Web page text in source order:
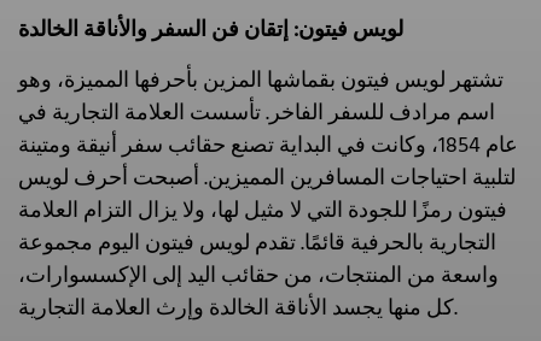
لويس فيتون: إتقان فن السفر والأناقة الخالدة
تشتهر لويس فيتون بقماشها المزين بأحرفها المميزة، وهو
اسم مرادف للسفر الفاخر. تأسست العلامة التجارية في
عام 1854، وكانت في البداية تصنع حقائب سفر أنيقة ومتينة
لتلبية احتياجات المسافرين المميزين. أصبحت أحرف لويس
فيتون رمزًا للجودة التي لا مثيل لها، ولا يزال التزام العلامة
التجارية بالحرفية قائمًا. تقدم لويس فيتون اليوم مجموعة
واسعة من المنتجات، من حقائب اليد إلى الإكسسوارات،
كل منها يجسد الأناقة الخالدة وإرث العلامة التجارية.